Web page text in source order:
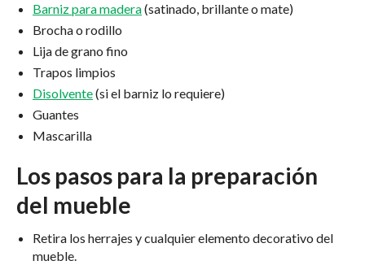
Barniz para madera(satinado, brillante o mate)
Brocha o rodillo
Lija de grano fino
Trapos limpios
Disolvente(si el barniz lo requiere)
Guantes
Mascarilla
Los pasos para la preparación
del mueble
Retira los herrajes y cualquier elemento decorativo del
mueble.